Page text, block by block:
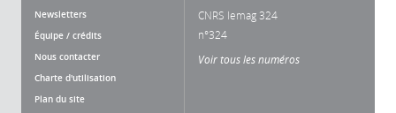
Newsletters
Équipe / crédits
Nous contacter
Charte d'utilisation
Plan du site
CNRS lemag 324
n°324
Voir tous les numéros